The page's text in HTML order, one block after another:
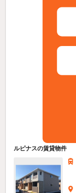
ルピナスの賃貸物件